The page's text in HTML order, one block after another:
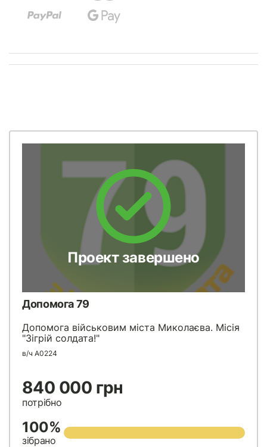
Проект завершено
Допомога 79
Допомога військовим міста Миколаєва. Місія
"Зігрій солдата!"
в/ч А0224
840 000 грн
потрібно
100%
зібрано